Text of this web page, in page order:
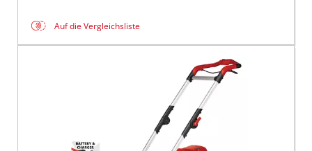
Auf die Vergleichsliste